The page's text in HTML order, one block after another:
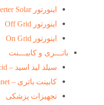
اینورتور PV Inverter Solar
اینورتور Off Grid
اینورتور On Grid
باتـــری و کابیـــنت
سیلد لید اسید – Sealed Lead Acid
کابینت باتری – Cabinet
تجهیزات پزشکی